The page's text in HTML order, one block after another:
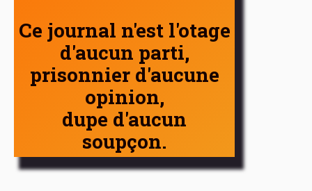
Ce journal n'est l'otage
d'aucun parti,
prisonnier d'aucune
opinion,
dupe d'aucun
soupçon.